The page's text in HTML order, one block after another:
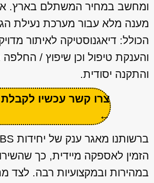
ומחשב במחיר המשתלם בארץ.
מענה מלא עבור מערכת נעילת
הכולל: דיאגנוסטיקה לאיתור
והענקת טיפול וכן שיפוץ /
והתקנה יסודית.
צרו קשר עכשיו
←
הזמין לאספקה מיידית, כך
במהירות ובמקצועיות רבה. לצד